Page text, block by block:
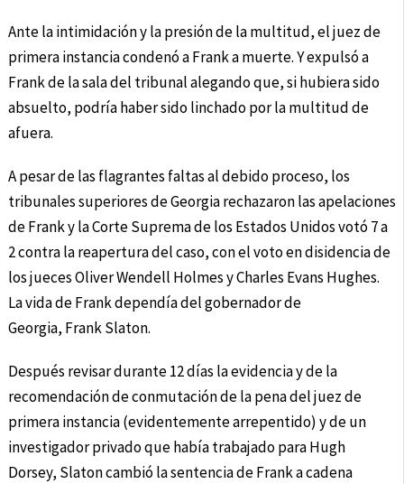
Ante la intimidación y la presión de la multitud, el juez de
primera instancia condenó a Frank a muerte. Y expulsó a
Frank de la sala del tribunal alegando que, si hubiera sido
absuelto, podría haber sido linchado por la multitud de
afuera.
A pesar de las flagrantes faltas al debido proceso, los
tribunales superiores de Georgia rechazaron las apelaciones
de Frank y la Corte Suprema de los Estados Unidos votó 7 a
2 contra la reapertura del caso, con el voto en disidencia de
los jueces Oliver Wendell Holmes y Charles Evans Hughes.
La vida de Frank dependía del gobernador de
Georgia, Frank Slaton.
Después revisar durante 12 días la evidencia y de la
recomendación de conmutación de la pena del juez de
primera instancia (evidentemente arrepentido) y de un
investigador privado que había trabajado para Hugh
Dorsey, Slaton cambió la sentencia de Frank a cadena